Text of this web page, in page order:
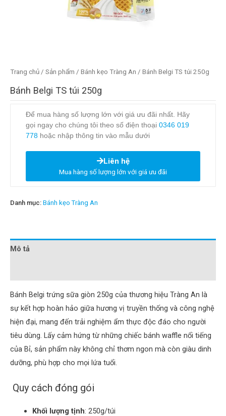
Trang chủ / Sản phẩm / Bánh kẹo Tràng An / Bánh Belgi TS túi 250g
Bánh Belgi TS túi 250g
Để mua hàng số lượng lớn với giá ưu đãi nhất. Hãy
gọi ngay cho chúng tôi theo số điện thoại 0346 019
778 hoặc nhập thông tin vào mẫu dưới
Liên hệ
Mua hàng số lượng lớn với giá ưu đãi
Danh mục: Bánh kẹo Tràng An
Mô tả
Bánh Belgi trứng sữa giòn 250g của thương hiệu Tràng An là
sự kết hợp hoàn hảo giữa hương vị truyền thống và công nghệ
hiện đại, mang đến trải nghiệm ẩm thực độc đáo cho người
tiêu dùng. Lấy cảm hứng từ những chiếc bánh waffle nổi tiếng
của Bỉ, sản phẩm này không chỉ thơm ngon mà còn giàu dinh
dưỡng, phù hợp cho mọi lứa tuổi.
Quy cách đóng gói
Khối lượng tịnh: 250g/túi